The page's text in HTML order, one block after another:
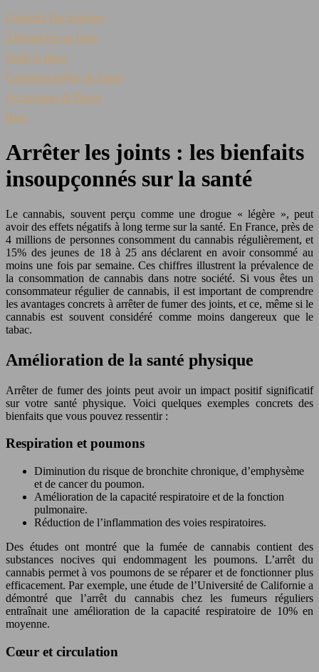
Cigarette électronique
Alternatives au tabac
Santé et tabac
Comment arrêter de fumer
Accessoires & Pièces
Blog
Arrêter les joints : les bienfaits
insoupçonnés sur la santé
Le cannabis, souvent perçu comme une drogue « légère », peut
avoir des effets négatifs à long terme sur la santé. En France, près de
4 millions de personnes consomment du cannabis régulièrement, et
15% des jeunes de 18 à 25 ans déclarent en avoir consommé au
moins une fois par semaine. Ces chiffres illustrent la prévalence de
la consommation de cannabis dans notre société. Si vous êtes un
consommateur régulier de cannabis, il est important de comprendre
les avantages concrets à arrêter de fumer des joints, et ce, même si le
cannabis est souvent considéré comme moins dangereux que le
tabac.
Amélioration de la santé physique
Arrêter de fumer des joints peut avoir un impact positif significatif
sur votre santé physique. Voici quelques exemples concrets des
bienfaits que vous pouvez ressentir :
Respiration et poumons
Diminution du risque de bronchite chronique, d’emphysème
et de cancer du poumon.
Amélioration de la capacité respiratoire et de la fonction
pulmonaire.
Réduction de l’inflammation des voies respiratoires.
Des études ont montré que la fumée de cannabis contient des
substances nocives qui endommagent les poumons. L’arrêt du
cannabis permet à vos poumons de se réparer et de fonctionner plus
efficacement. Par exemple, une étude de l’Université de Californie a
démontré que l’arrêt du cannabis chez les fumeurs réguliers
entraînait une amélioration de la capacité respiratoire de 10% en
moyenne.
Cœur et circulation